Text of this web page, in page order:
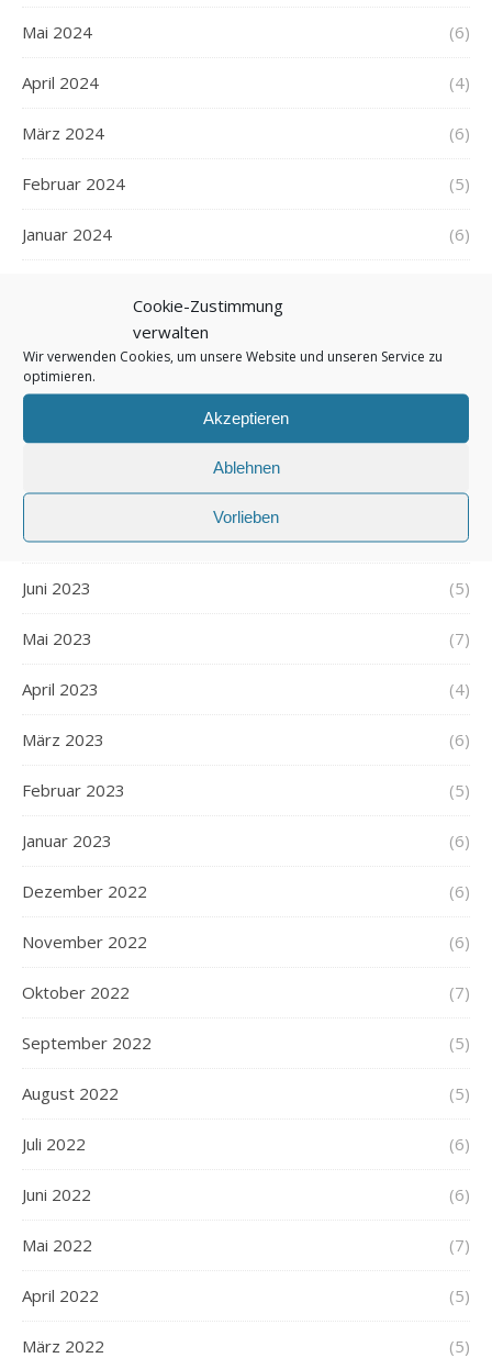
Cookie-Zustimmung
verwalten
Wir verwenden Cookies, um unsere Website und unseren Service zu
optimieren.
Akzeptieren
Ablehnen
Vorlieben
Mai 2024 (6)
April 2024 (4)
März 2024 (6)
Februar 2024 (5)
Januar 2024 (6)
November 2023
Oktober 2023
September 2023 (5)
Juli 2023 (6)
Juni 2023 (5)
Mai 2023 (7)
April 2023 (4)
März 2023 (6)
Februar 2023 (5)
Januar 2023 (6)
Dezember 2022 (6)
November 2022 (6)
Oktober 2022 (7)
September 2022 (5)
August 2022 (5)
Juli 2022 (6)
Juni 2022 (6)
Mai 2022 (7)
April 2022 (5)
März 2022 (5)